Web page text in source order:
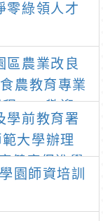
零綠領人才
區農業改良
農教育專業
」，歡迎
專業人員資
學前教育署
大學辦理
健康促進學
專業成長研
報名參加
園師資培訓
東科技大學辦
夏令營「汪
Time」一案